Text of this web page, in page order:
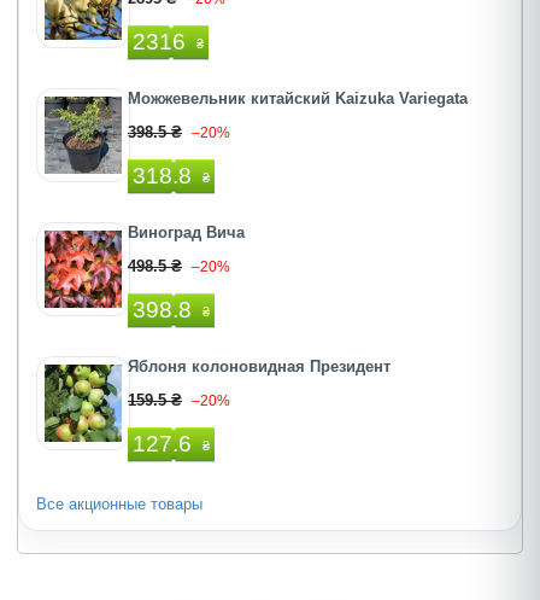
2316 ₴
Можжевельник китайский Kaizuka Variegata
398.5 ₴ –20%
318.8 ₴
Виноград Вича
498.5 ₴ –20%
398.8 ₴
Яблоня колоновидная Президент
159.5 ₴ –20%
127.6 ₴
Все акционные товары